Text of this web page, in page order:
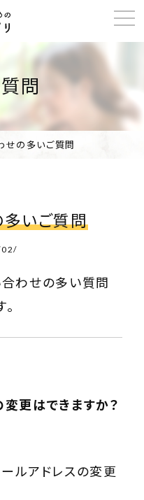
問
せの多いご質問
いご質問
合わせの多い質問
更はできますか？
ルアドレスの変更